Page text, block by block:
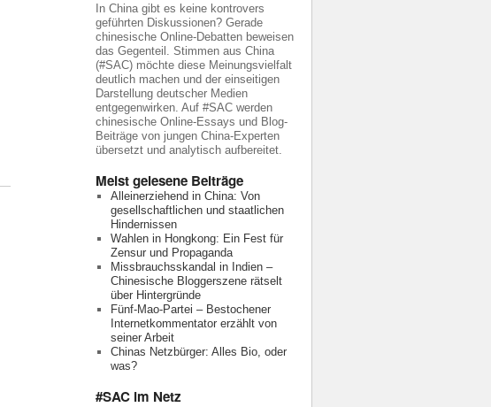
In China gibt es keine kontrovers
geführten Diskussionen? Gerade
chinesische Online-Debatten beweisen
das Gegenteil. Stimmen aus China
(#SAC) möchte diese Meinungsvielfalt
deutlich machen und der einseitigen
Darstellung deutscher Medien
entgegenwirken. Auf #SAC werden
chinesische Online-Essays und Blog-
Beiträge von jungen China-Experten
übersetzt und analytisch aufbereitet.
Meist gelesene Beiträge
Alleinerziehend in China: Von
gesellschaftlichen und staatlichen
Hindernissen
Wahlen in Hongkong: Ein Fest für
Zensur und Propaganda
Missbrauchsskandal in Indien –
Chinesische Bloggerszene rätselt
über Hintergründe
Fünf-Mao-Partei – Bestochener
Internetkommentator erzählt von
seiner Arbeit
Chinas Netzbürger: Alles Bio, oder
was?
#SAC im Netz